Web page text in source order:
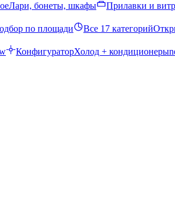
Лари, бонеты, шкафы Прилавки и
по площади Все 17 категорий
КонфигураторХолод + кондиционеры